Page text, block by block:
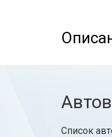
Список